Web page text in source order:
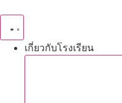
content
เกี่ยวกับโรงเรียน